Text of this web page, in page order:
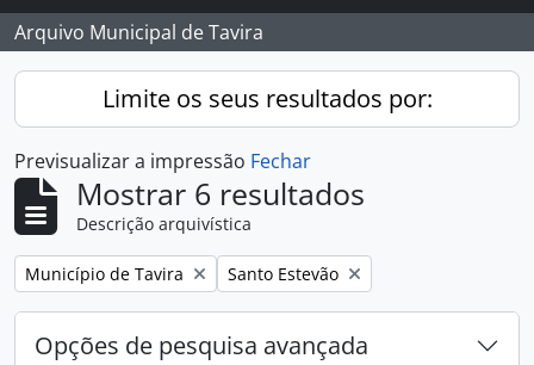
Arquivo Municipal de Tavira
Limite os seus resultados por:
Previsualizar a impressão Fechar
Mostrar 6 resultados
Descrição arquivística
Remover filtro:
Município de Tavira Remover filtro:
Santo Estevão
Opções de pesquisa avançada